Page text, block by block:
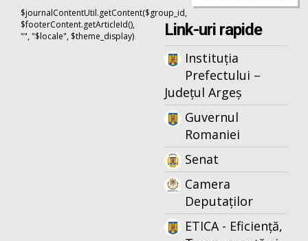
$journalContentUtil.getContent($group_id,
$footerContent.getArticleId(),
"", "$locale", $theme_display)
Link-uri rapide
Instituția
Prefectului –
Județul Argeș
Guvernul
Romaniei
Senat
Camera
Deputaților
ETICA - Eficiență,